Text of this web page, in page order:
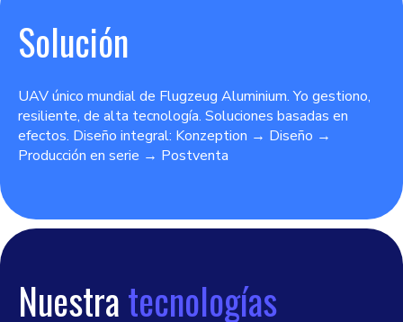
Solución
UAV único mundial de Flugzeug Aluminium. Yo gestiono,
resiliente, de alta tecnología. Soluciones basadas en
efectos. Diseño integral: Konzeption → Diseño →
Producción en serie → Postventa
Nuestratecnologías